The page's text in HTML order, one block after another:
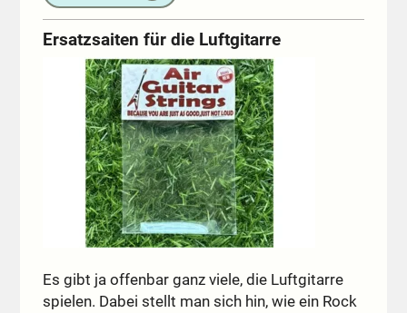
Ersatzsaiten für die Luftgitarre
Es gibt ja offenbar ganz viele, die Luftgitarre
spielen. Dabei stellt man sich hin, wie ein Rock